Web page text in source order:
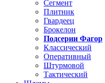
Сегмент
Плитник
Гвардеец
Брокелон
Подсерии Фагор
Классический
Оперативный
Штурмовой
Тактический